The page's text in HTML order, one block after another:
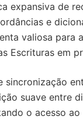
expansiva de
e
valiosa para
Escrituras em
sincronização
suave entre
o acesso ao